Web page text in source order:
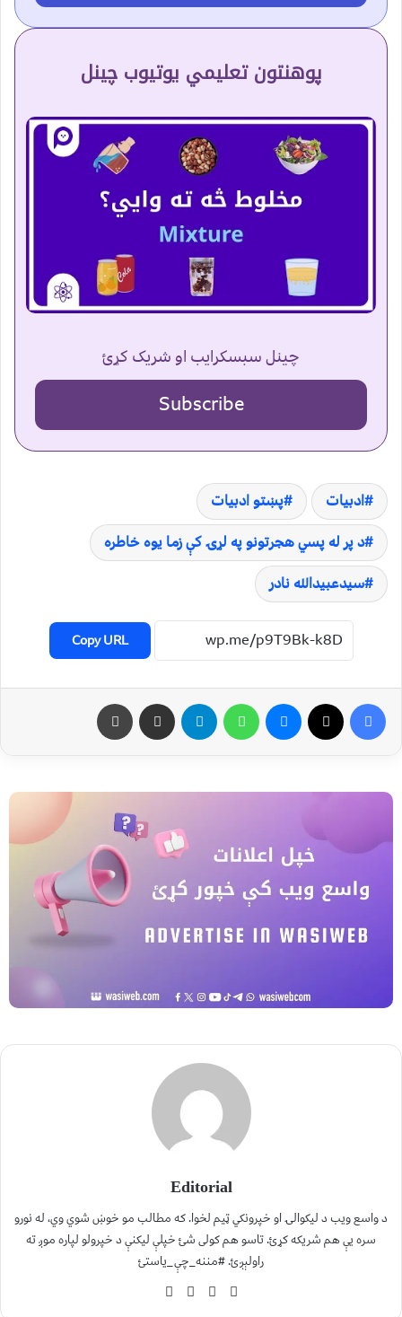
پوهنتون تعلیمي یوتیوب چینل
چینل سبسکرایب او شریک کړئ
Subscribe
ادبیات
پښتو ادبیات
د پر له پسي هجرتونو په لړۍ کې زما یوه خاطره
سیدعبیدالله نادر
Copy URL
Editorial
د واسع ویب د لیکوالۍ او خپرونکي ټیم لخوا. که مطالب مو خوښ شوي وي، له نورو
سره یې هم شریکه کړئ. تاسو هم کولی شئ خپلې لیکنې د خپرولو لپاره موږ ته
راولېږئ. #مننه_چې_یاستئ